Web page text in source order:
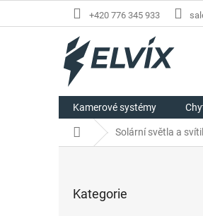
+420 776 345 933
Kamerové systémy
Domů Solární světla a
kategorie
Kategorie